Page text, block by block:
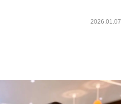
2026.01.07